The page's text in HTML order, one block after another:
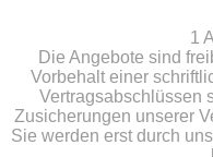
1
Die Angebote sind
Vorbehalt einer
Vertragsabschlüssen
Zusicherungen unserer
Sie werden erst durch